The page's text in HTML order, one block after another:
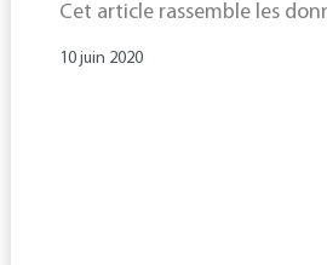
Cet article rassemble les
10 juin 2020